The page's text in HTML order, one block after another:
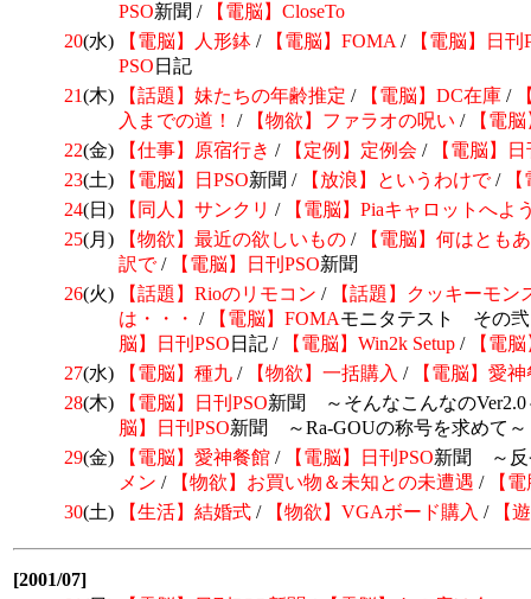
PSO新聞 / 【電脳】 CloseTo
20(水) 【電脳】人形鉢 / 【電脳】 FOMA / 【電脳】日刊
PSO 日記
21(木) 【話題】妹たちの年齢推定 / 【電脳】DC在庫 /
入までの道！
/ 【物欲】ファラオの呪い /
【電
22(金) 【仕事】原宿行き / 【定例】定例会 /
【電脳】
23(土) 【電脳】日 PSO新聞 / 【放浪】というわけで/
24(日) 【同人】サンクリ /
【電脳】Piaキャロットへよ
25(月) 【物欲】最近の欲しいもの /
【電脳】何はとも
訳で/ 【電脳】日刊 PSO新聞
26(火) 【話題】 Rioのリモコン / 【話題】
クッキーモン
は・・・ / 【電脳】 FOMAモニタテスト その
脳】日刊 PSO 日記 / 【電脳】Win2k Setup /
【電
27(水) 【電脳】 種九 / 【物欲】一括購入 / 【電脳】 愛神
28(木) 【電脳】日刊 PSO新聞 ～そんなこんなの
脳】日刊 PSO新聞 ～Ra-GOUの称号を求めて～
29(金) 【電脳】 愛神餐館 / 【電脳】日刊 PSO新聞 ～反
メン / 【物欲】お買い物＆未知との未遭遇 /
【
30(土) 【生活】結婚式 / 【物欲】VGAボード購入 / 【
[2001/07]